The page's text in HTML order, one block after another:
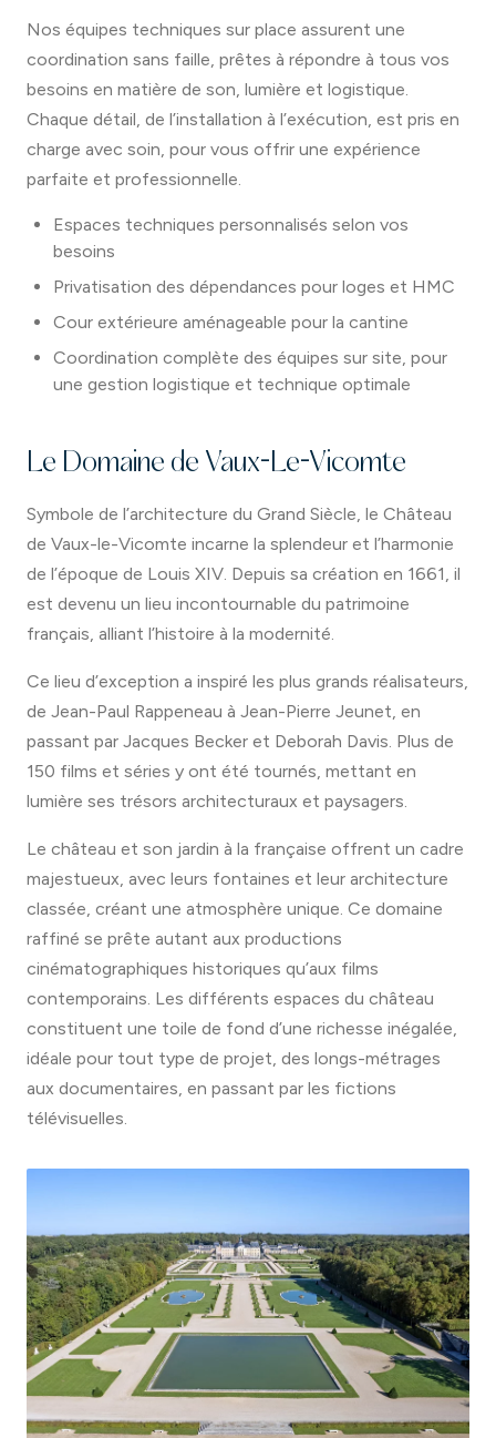
Nos équipes techniques sur place assurent une
coordination sans faille, prêtes à répondre à tous vos
besoins en matière de son, lumière et logistique.
Chaque détail, de l’installation à l’exécution, est pris en
charge avec soin, pour vous offrir une expérience
parfaite et professionnelle.
Espaces techniques personnalisés selon vos
besoins
Privatisation des dépendances pour loges et HMC
Cour extérieure aménageable pour la cantine
Coordination complète des équipes sur site, pour
une gestion logistique et technique optimale
Le Domaine de Vaux-Le-Vicomte
Symbole de l’architecture du Grand Siècle, le Château
de Vaux-le-Vicomte incarne la splendeur et l’harmonie
de l’époque de Louis XIV. Depuis sa création en 1661, il
est devenu un lieu incontournable du patrimoine
français, alliant l’histoire à la modernité.
Ce lieu d’exception a inspiré les plus grands réalisateurs,
de Jean-Paul Rappeneau à Jean-Pierre Jeunet, en
passant par Jacques Becker et Deborah Davis. Plus de
150 films et séries y ont été tournés, mettant en
lumière ses trésors architecturaux et paysagers.
Le château et son jardin à la française offrent un cadre
majestueux, avec leurs fontaines et leur architecture
classée, créant une atmosphère unique. Ce domaine
raffiné se prête autant aux productions
cinématographiques historiques qu’aux films
contemporains. Les différents espaces du château
constituent une toile de fond d’une richesse inégalée,
idéale pour tout type de projet, des longs-métrages
aux documentaires, en passant par les fictions
télévisuelles.